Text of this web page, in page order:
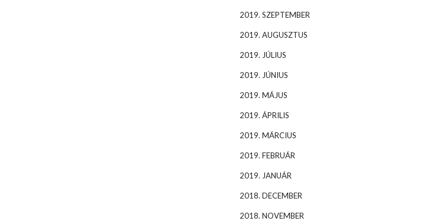
2019. SZEPTEMBER
2019. AUGUSZTUS
2019. JÚLIUS
2019. JÚNIUS
2019. MÁJUS
2019. ÁPRILIS
2019. MÁRCIUS
2019. FEBRUÁR
2019. JANUÁR
2018. DECEMBER
2018. NOVEMBER